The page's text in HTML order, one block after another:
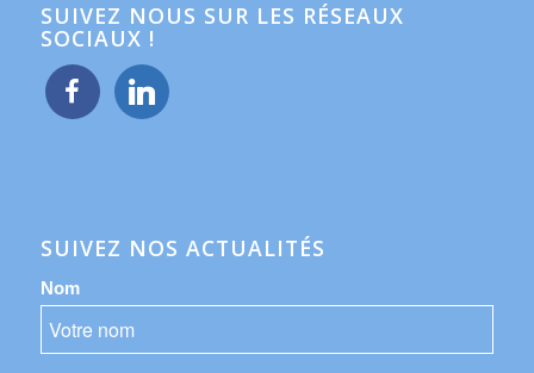
SUIVEZ NOUS SUR LES RÉSEAUX
SOCIAUX !
facebook linkedin
SUIVEZ NOS ACTUALITÉS
Nom